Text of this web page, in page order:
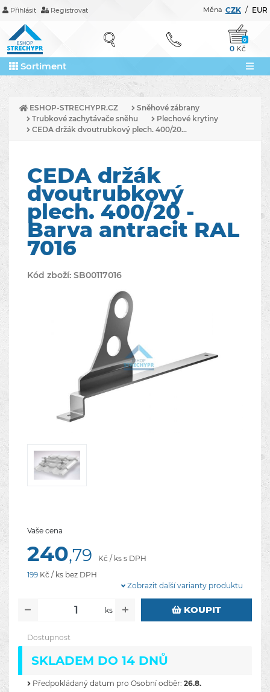
Přihlásit Registrovat CZK / EUR
Měna
0
0 Kč
Sortiment
ESHOP-STRECHYPR.CZ
Sněhové zábrany
Trubkové zachytávače sněhu
Plechové krytiny
CEDA držák dvoutrubkový plech. 400/20...
CEDA držák
dvoutrubkový
plech. 400/20 -
Barva antracit RAL
7016
Kód zboží: SB00117016
Vaše cena
240,79
Kč / ks s DPH
199 Kč / ks bez DPH
Zobrazit další varianty produktu
ks KOUPIT
Dostupnost
SKLADEM DO 14 DNŮ
Předpokládaný datum pro Osobní odběr: 26.8.